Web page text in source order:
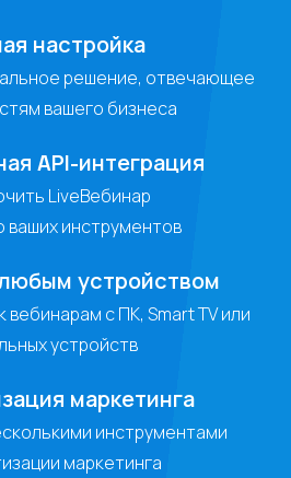
настройка
решение, отвечающее
вашего бизнеса
API-интеграция
LiveВебинар
инструментов
устройством
с ПК, Smart TV или
устройств
маркетинга
инструментами
маркетинга